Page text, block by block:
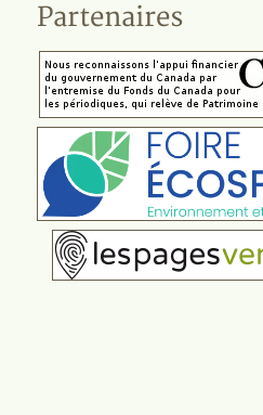
Partenaires